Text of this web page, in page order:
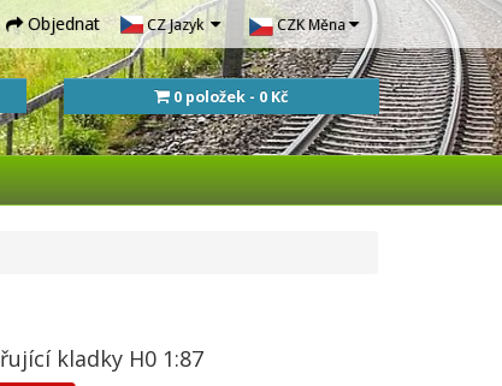
CZKMěna
CZ Jazyk
Objednat
0 položek - 0 Kč
kladky H0 1:87